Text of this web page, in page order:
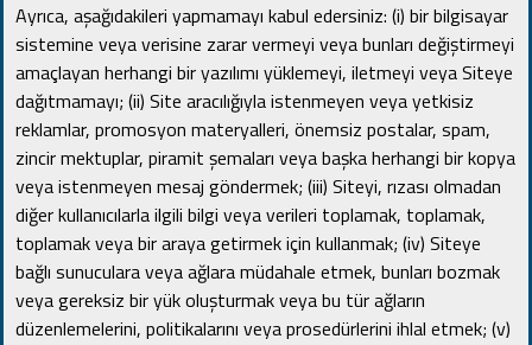
Ayrıca, aşağıdakileri yapmamayı kabul edersiniz: (i) bir bilgisayar
sistemine veya verisine zarar vermeyi veya bunları değiştirmeyi
amaçlayan herhangi bir yazılımı yüklemeyi, iletmeyi veya Siteye
dağıtmamayı; (ii) Site aracılığıyla istenmeyen veya yetkisiz
reklamlar, promosyon materyalleri, önemsiz postalar, spam,
zincir mektuplar, piramit şemaları veya başka herhangi bir kopya
veya istenmeyen mesaj göndermek; (iii) Siteyi, rızası olmadan
diğer kullanıcılarla ilgili bilgi veya verileri toplamak, toplamak,
toplamak veya bir araya getirmek için kullanmak; (iv) Siteye
bağlı sunuculara veya ağlara müdahale etmek, bunları bozmak
veya gereksiz bir yük oluşturmak veya bu tür ağların
düzenlemelerini, politikalarını veya prosedürlerini ihlal etmek; (v)